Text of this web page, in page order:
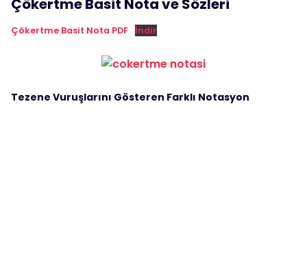
Çökertme Basit Nota ve Sözleri
Çökertme Basit Nota PDF İndir
Tezene Vuruşlarını Gösteren Farklı Notasyon